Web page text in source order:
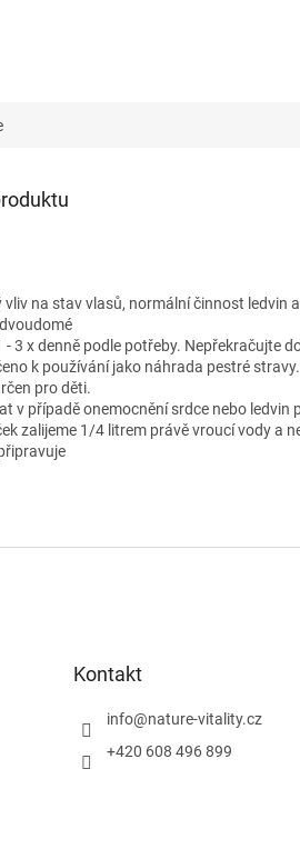
vliv na stav vlasů, normální činnost ledvin
- 3 x denně podle potřeby. Nepřekračujte
k používání jako náhrada pestré
pro děti.
v případě onemocnění srdce nebo ledvin
zalijeme 1/4 litrem právě vroucí vody a
Kontakt
info@nature-vitality.cz
+420 608 496 899